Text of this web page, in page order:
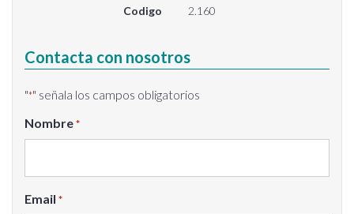
Codigo
2.160
Contacta con nosotros
"*" señala los campos obligatorios
Nombre *
Email *